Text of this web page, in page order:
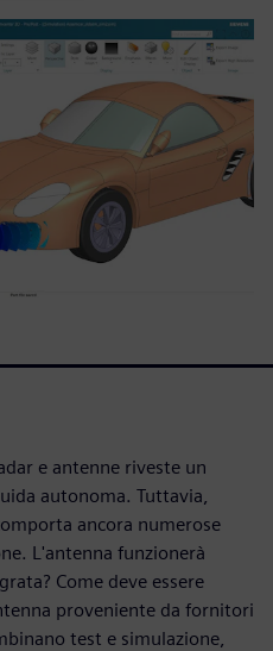
e antenne riveste un
autonoma. Tuttavia,
ancora numerose
L'antenna funzionerà
Come deve essere
proveniente da fornitori
test e simulazione,